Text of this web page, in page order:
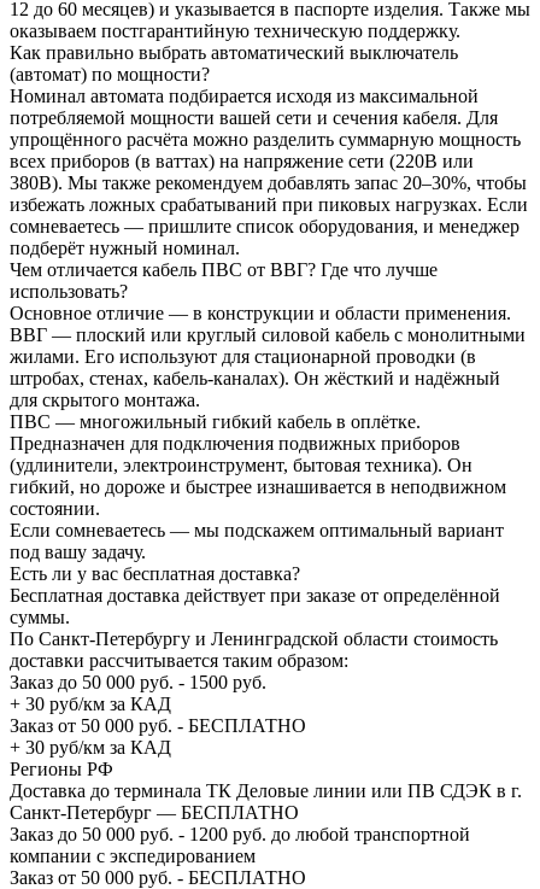
12 до 60 месяцев) и указывается в паспорте изделия. Также мы
оказываем постгарантийную техническую поддержку.
Как правильно выбрать автоматический выключатель
(автомат) по мощности?
Номинал автомата подбирается исходя из максимальной
потребляемой мощности вашей сети и сечения кабеля. Для
упрощённого расчёта можно разделить суммарную мощность
всех приборов (в ваттах) на напряжение сети (220В или
380В). Мы также рекомендуем добавлять запас 20–30%, чтобы
избежать ложных срабатываний при пиковых нагрузках. Если
сомневаетесь — пришлите список оборудования, и менеджер
подберёт нужный номинал.
Чем отличается кабель ПВС от ВВГ? Где что лучше
использовать?
Основное отличие — в конструкции и области применения.
ВВГ — плоский или круглый силовой кабель с монолитными
жилами. Его используют для стационарной проводки (в
штробах, стенах, кабель-каналах). Он жёсткий и надёжный
для скрытого монтажа.
ПВС — многожильный гибкий кабель в оплётке.
Предназначен для подключения подвижных приборов
(удлинители, электроинструмент, бытовая техника). Он
гибкий, но дороже и быстрее изнашивается в неподвижном
состоянии.
Если сомневаетесь — мы подскажем оптимальный вариант
под вашу задачу.
Есть ли у вас бесплатная доставка?
Бесплатная доставка действует при заказе от определённой
суммы.
По Санкт-Петербургу и Ленинградской области стоимость
доставки рассчитывается таким образом:
Заказ до 50 000 руб. - 1500 руб.
+ 30 руб/км за КАД
Заказ от 50 000 руб. - БЕСПЛАТНО
+ 30 руб/км за КАД
Регионы РФ
Доставка до терминала ТК Деловые линии или ПВ СДЭК в г.
Санкт-Петербург — БЕСПЛАТНО
Заказ до 50 000 руб. - 1200 руб. до любой транспортной
компании с экспедированием
Заказ от 50 000 руб. - БЕСПЛАТНО